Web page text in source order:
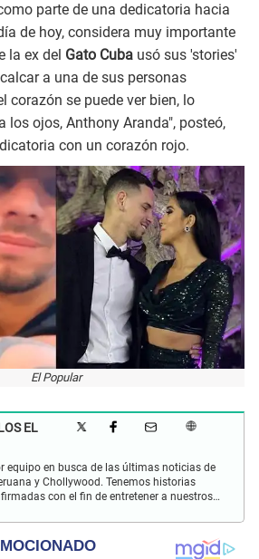
parte de una dedicatoria hacia
de hoy, considera muy importante
la ex del Gato Cuba usó sus 'stories'
a una de sus personas
corazón se puede ver bien, lo
los ojos, Anthony Aranda", posteó,
con un corazón rojo.
El Popular
EL
equipo en busca de las últimas noticias de
y Chollywood. Tenemos historias
con el fin de entretener a nuestros